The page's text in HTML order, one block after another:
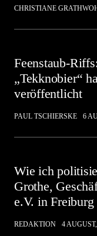
CHRISTIANE
Feenstaub-
„Tekknobier“
veröffentlicht
PAUL TSCHIERSKE 6
Wie ich
Grothe,
e.V. in Freiburg
REDAKTION 4